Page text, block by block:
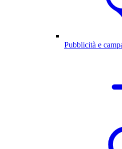
Pubblicità e